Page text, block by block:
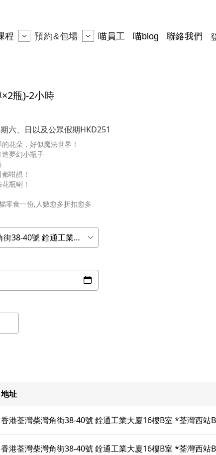
程 預約&包場 喵員工 喵blog 聯絡我們
瓶)-2小時
六、日以及公眾假期HKD251
花朵，好似魔法世界！
夢幻小瓶子
咁靚！
瓶喇！
零食一份,人數愈多折扣愈多
地址
香港荃灣柴灣角街38-40號 銓通工業大廈16樓B室 *荃灣西站
香港荃灣柴灣角街38-40號 銓通工業大廈16樓B室 *荃灣西站